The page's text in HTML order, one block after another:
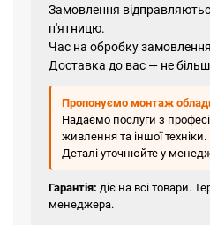
Замовлення
п'ятницю.
Час на обробку
Доставка до вас — не
Пропонуємо монтаж
Надаємо послуги з
живлення та іншої техніки.
Деталі уточнюйте у
Гарантія: діє на всі товари.
менеджера.